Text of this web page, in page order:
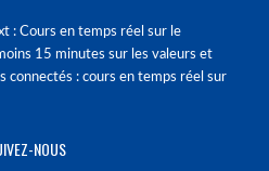
: Cours en temps réel sur le
15 minutes sur les valeurs et
connectés : cours en temps réel sur
NOUS